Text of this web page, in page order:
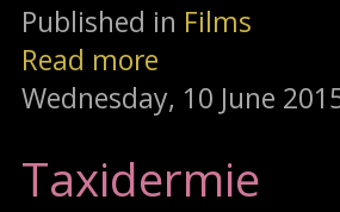
Published in Films
Read more
Wednesday, 10 June
Taxidermie